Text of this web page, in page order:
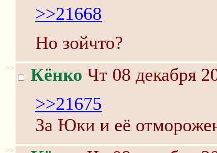
>>21668
Но зойчто?
>> Кёнко Чт 08 декабря
>>21675
За Юки и её
>>